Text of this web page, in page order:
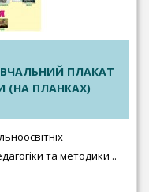
ПЛАКАТ
(НА ПЛАНКАХ)
та методики ..